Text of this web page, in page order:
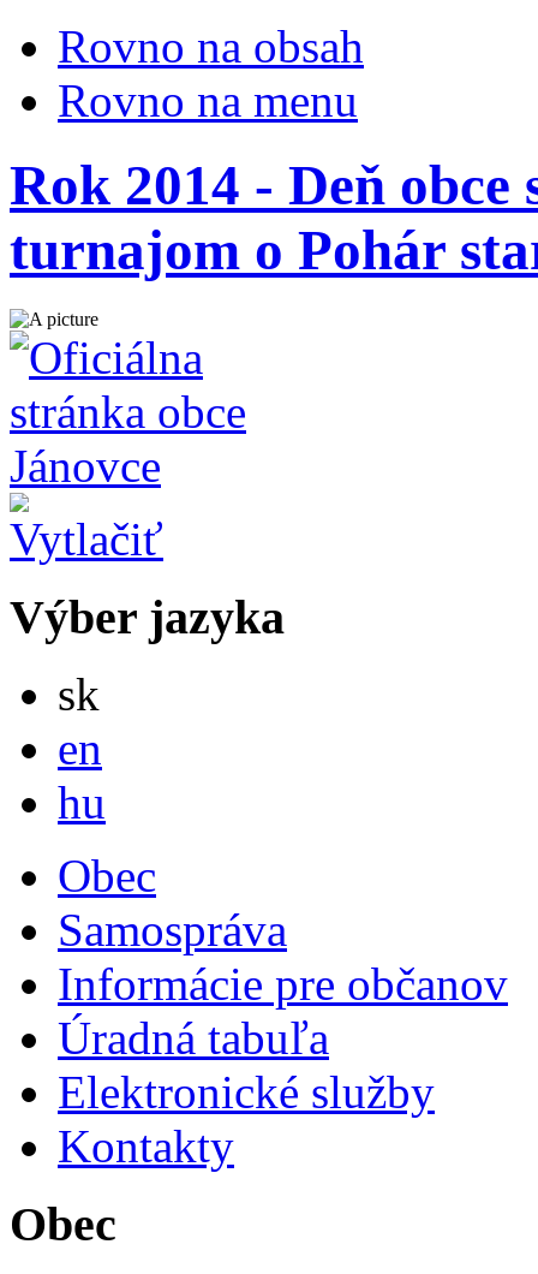
Rovno na obsah
Rovno na menu
Rok 2014 - Deň
turnajom o Pohár
Výber jazyka
sk
en
hu
Obec
Samospráva
Informácie pre občanov
Úradná tabuľa
Elektronické služby
Kontakty
Obec